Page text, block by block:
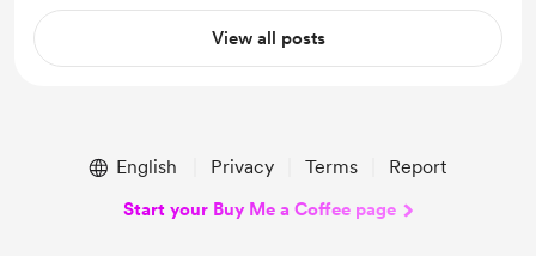
View all posts
English Privacy Terms Report
Start your Buy Me a Coffee page